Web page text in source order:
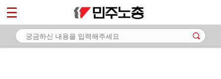
마이페이지
소개